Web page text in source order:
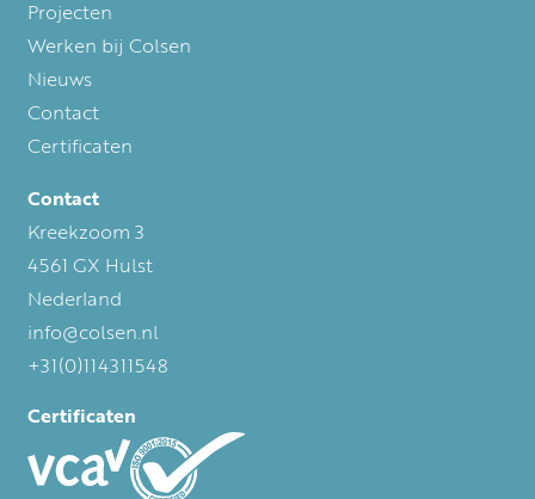
Projecten
Werken bij Colsen
Nieuws
Contact
Certificaten
Contact
Kreekzoom 3
4561 GX Hulst
Nederland
info@colsen.nl
+31(0)114311548
Certificaten